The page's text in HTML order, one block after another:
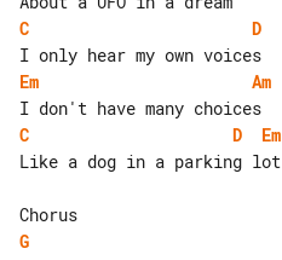
C
D
Em
Am
C
D
Em
Like a dog in a parking lot
G